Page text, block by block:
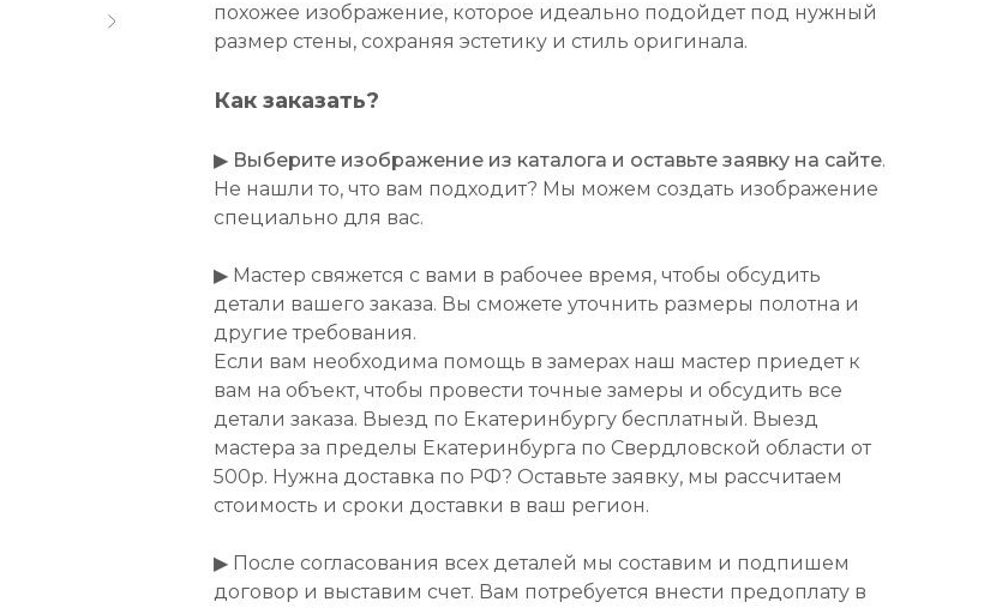
похожее изображение, которое идеально подойдет под нужный
размер стены, сохраняя эстетику и стиль оригинала.
Как заказать?
▶ Выберите изображение из каталога и оставьте заявку на сайте.
Не нашли то, что вам подходит? Мы можем создать изображение
специально для вас.
▶ Мастер свяжется с вами в рабочее время, чтобы обсудить
детали вашего заказа. Вы сможете уточнить размеры полотна и
другие требования.
Если вам необходима помощь в замерах наш мастер приедет к
вам на объект, чтобы провести точные замеры и обсудить все
детали заказа. Выезд по Екатеринбургу бесплатный. Выезд
мастера за пределы Екатеринбурга по Свердловской области от
500р. Нужна доставка по РФ? Оставьте заявку, мы рассчитаем
стоимость и сроки доставки в ваш регион.
▶ После согласования всех деталей мы составим и подпишем
договор и выставим счет. Вам потребуется внести предоплату в